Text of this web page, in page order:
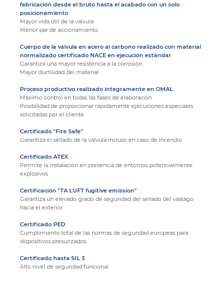
fabricación desde el bruto hasta el acabado con un solo
posicionamiento
Mayor vida útil de la válvula
Menor par de accionamiento
Cuerpo de la válvula en acero al carbono realizado con material
normalizado certificado NACE en ejecución estándar
Garantiza una mayor resistencia a la corrosión
Mayor ductilidad del material
Proceso productivo realizado íntegramente en OMAL
Máximo control en todas las fases de elaboración
Posibilidad de proporcionar rápidamente ejecuciones especiales
solicitadas por el cliente
Certificado "Fire Safe"
Garantiza el sellado de la válvula incluso en caso de incendio
Certificado ATEX
Permite la instalación en presencia de entornos potencialmente
explosivos
Certificación "TA LUFT fugitive emission"
Garantiza un elevado grado de seguridad del sellado del vástago
hacia el exterior
Certificado PED
Cumplimiento total de las normas de seguridad europeas para
dispositivos presurizados
Certificado hasta SIL 3
Alto nivel de seguridad funcional